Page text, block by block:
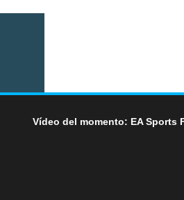
Vídeo del momento: EA Sports